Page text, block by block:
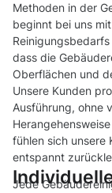
Methoden in der
beginnt bei uns
dass die
Oberflächen und
Unsere Kunden
Ausführung, ohne
fühlen sich unsere
entspannt
Jede